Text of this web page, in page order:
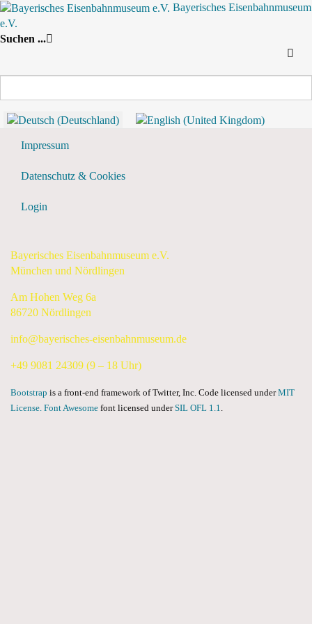
Bayerisches Eisenbahnmuseum
e.V.
Suchen ...Nach Jahr
Flyer & Downloads
Impressum
Datenschutz & Cookies
Login
Bayerisches Eisenbahnmuseum e.V.
München und Nördlingen
Am Hohen Weg 6a
86720 Nördlingen
info@bayerisches-eisenbahnmuseum.de
+49 9081 24309 (9 – 18 Uhr)
Bootstrap is a front-end framework of Twitter, Inc. Code licensed underMIT
License. Font Awesome font licensed underSIL OFL 1.1.